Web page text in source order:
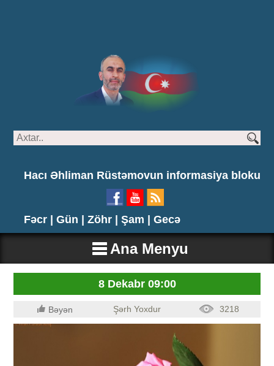
Hacı Əhliman Rüstəmovun informasiya bloku
Fəcr | Gün | Zöhr | Şam | Gecə
Ana Menyu
8 Dekabr 09:00
Bəyən Şərh Yoxdur 3218